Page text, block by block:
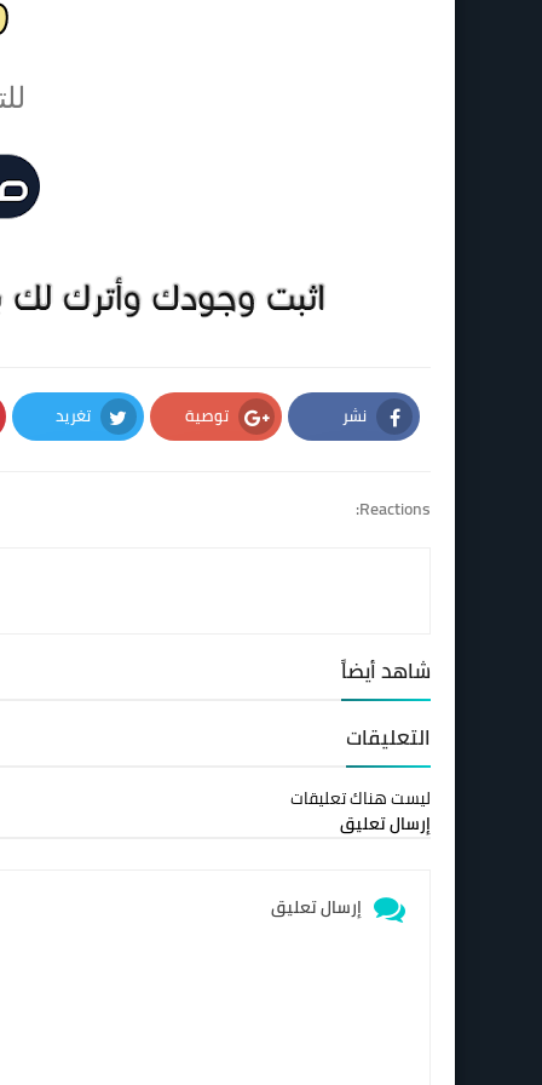
نشر
Facebook
توصية
Google Plus
تغريد
Twitter
Reactions:
شاهد أيضاً
التعليقات
ليست هناك تعليقات
إرسال تعليق
إرسال تعليق